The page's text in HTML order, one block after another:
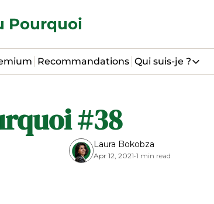
Pourquoi
Recommandations Qui suis-je ?
Qui suis-je ?
#38
Laura Bokobza
Apr 12, 2021•1 min read